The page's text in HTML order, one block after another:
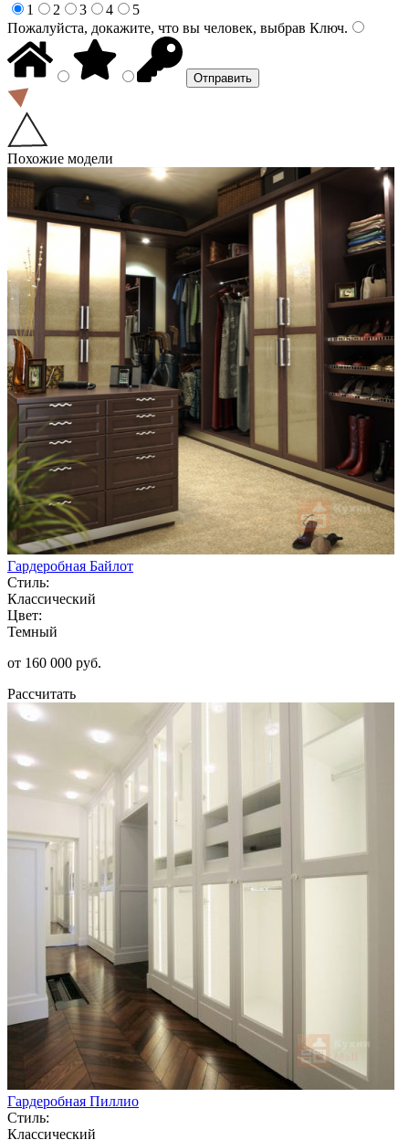
1
2 3 4
5
Пожалуйста, докажите, что вы человек, выбрав Ключ.
Похожие модели
Гардеробная Байлот
Стиль:
Классический
Цвет:
Темный
от 160 000 руб.
Рассчитать
Гардеробная Пиллио
Стиль:
Классический